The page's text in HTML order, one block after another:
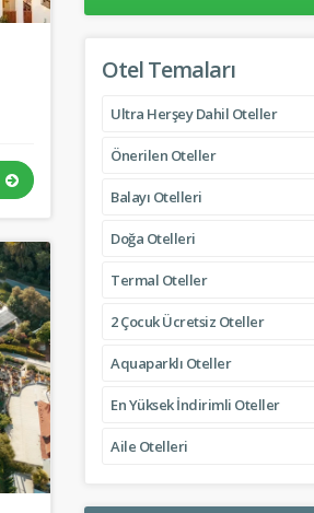
Otel Temaları
Ultra Herşey Dahil Oteller
Önerilen Oteller
Balayı Otelleri
Doğa Otelleri
Termal Oteller
2 Çocuk Ücretsiz Oteller
Aquaparklı Oteller
En Yüksek İndirimli Oteller
Aile Otelleri